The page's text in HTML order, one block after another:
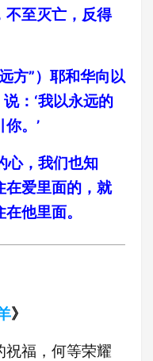
不至灭亡，反得
方”）耶和华向以
：‘我以永远的
。’
心，我们也知
爱里面的，就
他里面。
》
祝福，何等荣耀